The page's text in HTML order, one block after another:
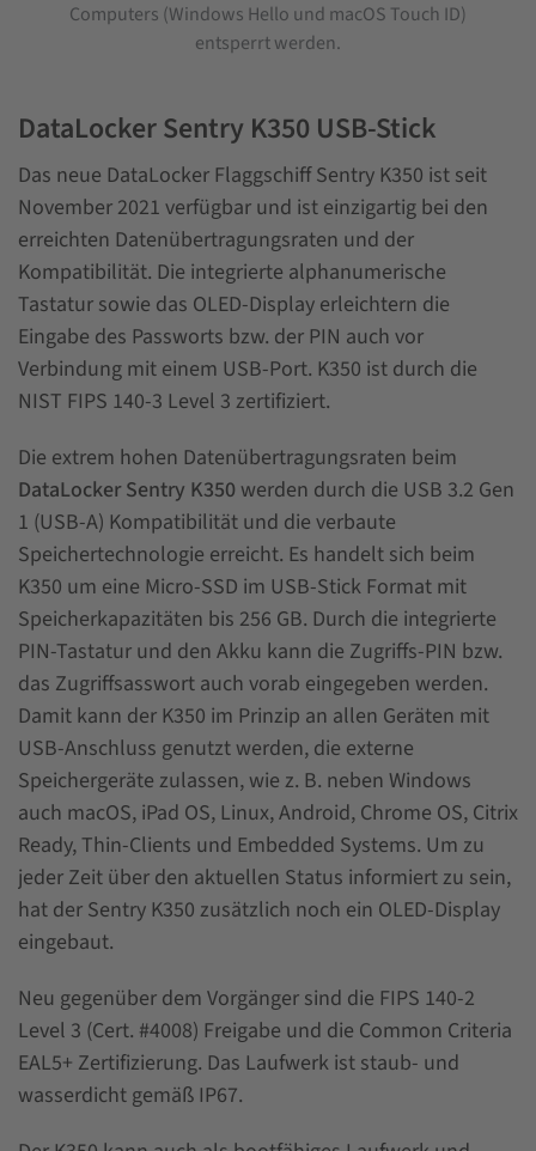
Computers (Windows Hello und macOS Touch ID)
entsperrt werden.
DataLocker Sentry K350 USB-Stick
Das neue DataLocker Flaggschiff Sentry K350 ist seit
November 2021 verfügbar und ist einzigartig bei den
erreichten Datenübertragungsraten und der
Kompatibilität. Die integrierte alphanumerische
Tastatur sowie das OLED-Display erleichtern die
Eingabe des Passworts bzw. der PIN auch vor
Verbindung mit einem USB-Port. K350 ist durch die
NIST FIPS 140-3 Level 3 zertifiziert.
Die extrem hohen Datenübertragungsraten beim
DataLocker Sentry K350 werden durch die USB 3.2 Gen
1 (USB-A) Kompatibilität und die verbaute
Speichertechnologie erreicht. Es handelt sich beim
K350 um eine Micro-SSD im USB-Stick Format mit
Speicherkapazitäten bis 256 GB. Durch die integrierte
PIN-Tastatur und den Akku kann die Zugriffs-PIN bzw.
das Zugriffsasswort auch vorab eingegeben werden.
Damit kann der K350 im Prinzip an allen Geräten mit
USB-Anschluss genutzt werden, die externe
Speichergeräte zulassen, wie z. B. neben Windows
auch macOS, iPad OS, Linux, Android, Chrome OS, Citrix
Ready, Thin-Clients und Embedded Systems. Um zu
jeder Zeit über den aktuellen Status informiert zu sein,
hat der Sentry K350 zusätzlich noch ein OLED-Display
eingebaut.
Neu gegenüber dem Vorgänger sind die FIPS 140-2
Level 3 (Cert. #4008) Freigabe und die Common Criteria
EAL5+ Zertifizierung. Das Laufwerk ist staub- und
wasserdicht gemäß IP67.